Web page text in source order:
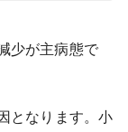
少が主病態で
となります。小